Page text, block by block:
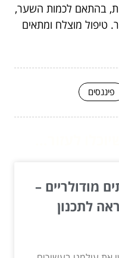
בהתאם לכמות השער,
טיפול מוצלח ומתאים
פיננסים
מודולריים –
לתכנון